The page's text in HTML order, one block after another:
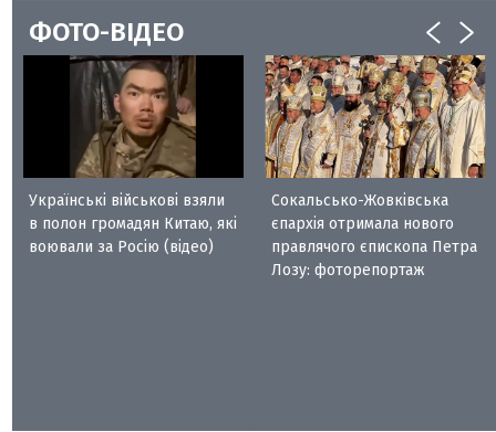
ФОТО-ВІДЕО
Українські військові взяли
в полон громадян Китаю, які
воювали за Росію (відео)
Сокальсько-Жовківська
єпархія отримала нового
правлячого єпископа Петра
Лозу: фоторепортаж